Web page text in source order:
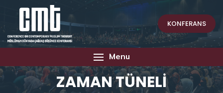
KONFERANS
Menu
ZAMAN TÜNELİ